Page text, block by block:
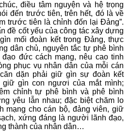
điều tâm nguyện và hệ trọng
đến trước tiên, trên hết, đó là về
trước tiên là chỉnh đốn lại Đảng”.
đề cốt yếu của công tác xây dựng
mối đoàn kết trong Đảng, thực
dân chủ, nguyên tắc tự phê bình
đức cách mạng, nêu cao tinh
phục vụ nhân dân của mỗi cán
dặn phải giữ gìn sự đoàn kết
gìn con ngươi của mắt mình;
chỉnh tự phê bình và phê bình
yêu lẫn nhau; đặc biệt chăm lo
mạng cho cán bộ, đảng viên, giữ
xứng đáng là người lãnh đạo,
thành của nhân dân…